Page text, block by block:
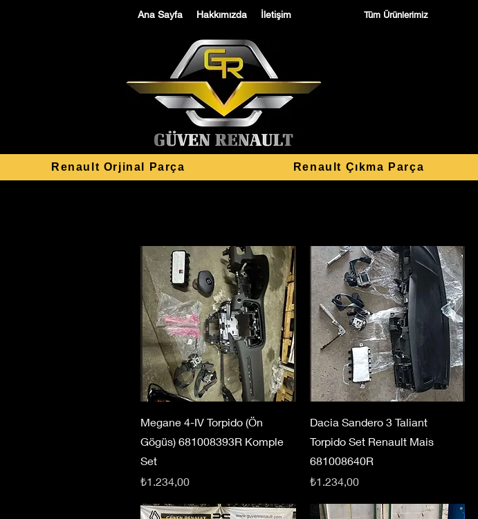
Ana Sayfa Hakkımızda İletişim Tüm Ürünlerimiz
Renault Orjinal Parça Renault Çıkma Parça
Megane 4-IV Torpido (Ön
Gögüs) 681008393R Komple
Set
Fiyat
₺1.234,00
Dacia Sandero 3 Taliant
Torpido Set Renault Mais
681008640R
Fiyat
₺1.234,00